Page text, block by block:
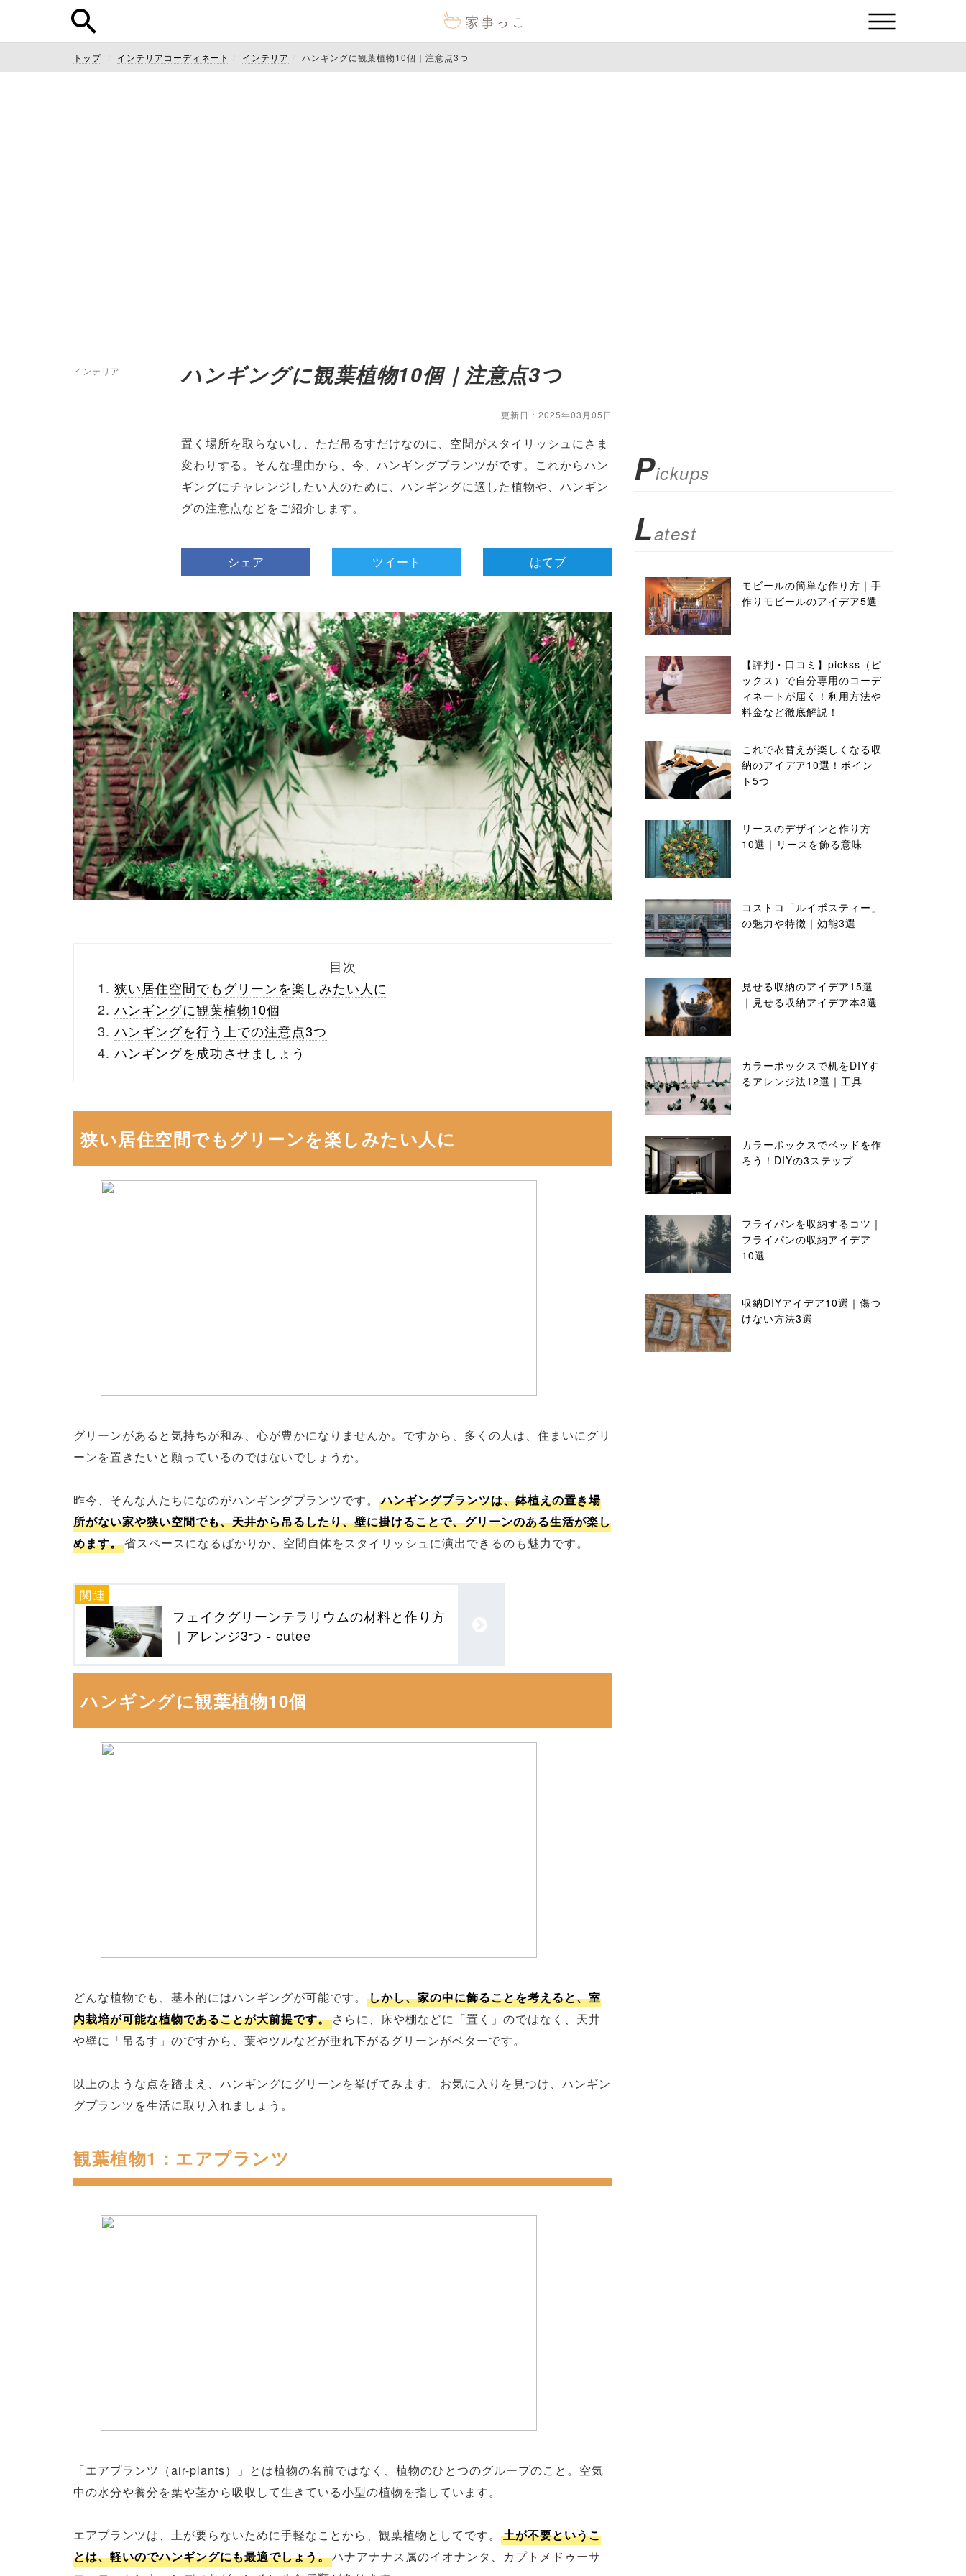
トップ インテリアコーディネート インテリア ハンギングに観葉植物10個｜注意点3つ
インテリア ハンギングに観葉植物10個｜注意点3つ
更新日：2025年03月05日
置く場所を取らないし、ただ吊るすだけなのに、空間がスタイリッシュにさま
変わりする。そんな理由から、今、ハンギングプランツがです。これからハン
ギングにチャレンジしたい人のために、ハンギングに適した植物や、ハンギン
グの注意点などをご紹介します。
シェア ツイート はてブ
目次
狭い居住空間でもグリーンを楽しみたい人に
ハンギングに観葉植物10個
ハンギングを行う上での注意点3つ
ハンギングを成功させましょう
狭い居住空間でもグリーンを楽しみたい人に
グリーンがあると気持ちが和み、心が豊かになりませんか。ですから、多くの人は、住まいにグリ
ーンを置きたいと願っているのではないでしょうか。
昨今、そんな人たちになのがハンギングプランツです。
ハンギングプランツは、鉢植えの置き場
所がない家や狭い空間でも、天井から吊るしたり、壁に掛けることで、グリーンのある生活が楽し
めます。省スペースになるばかりか、空間自体をスタイリッシュに演出できるのも魅力です。
フェイクグリーンテラリウムの材料と作り方
｜アレンジ3つ - cutee
ハンギングに観葉植物10個
どんな植物でも、基本的にはハンギングが可能です。
しかし、家の中に飾ることを考えると、室
内栽培が可能な植物であることが大前提です。 さらに、床や棚などに「置く」のではなく、天井
や壁に「吊るす」のですから、葉やツルなどが垂れ下がるグリーンがベターです。
以上のような点を踏まえ、ハンギングにグリーンを挙げてみます。お気に入りを見つけ、ハンギン
グプランツを生活に取り入れましょう。
観葉植物1：エアプランツ
「エアプランツ（air-plants）」とは植物の名前ではなく、植物のひとつのグループのこと。空気
中の水分や養分を葉や茎から吸収して生きている小型の植物を指しています。
エアプランツは、土が要らないために手軽なことから、観葉植物としてです。
土が不要というこ
とは、軽いのでハンギングにも最適でしょう。ハナアナナス属のイオナンタ、カプトメドゥーサ
Pickups
Latest
モビールの簡単な作り方｜手
作りモビールのアイデア5選
【評判・口コミ】pickss（ピ
ックス）で自分専用のコーデ
ィネートが届く！利用方法や
料金など徹底解説！
これで衣替えが楽しくなる収
納のアイデア10選！ポイン
ト5つ
リースのデザインと作り方
10選｜リースを飾る意味
コストコ「ルイボスティー」
の魅力や特徴｜効能3選
見せる収納のアイデア15選
｜見せる収納アイデア本3選
カラーボックスで机をDIYす
るアレンジ法12選｜工具
カラーボックスでベッドを作
ろう！DIYの3ステップ
フライパンを収納するコツ｜
フライパンの収納アイデア
10選
収納DIYアイデア10選｜傷つ
けない方法3選